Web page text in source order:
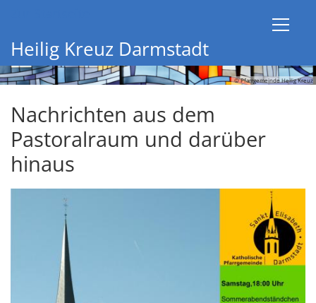
Heilig Kreuz Darmstadt
© Pfarrgemeinde Heilig Kreuz
Nachrichten aus dem
Pastoralraum und darüber
hinaus